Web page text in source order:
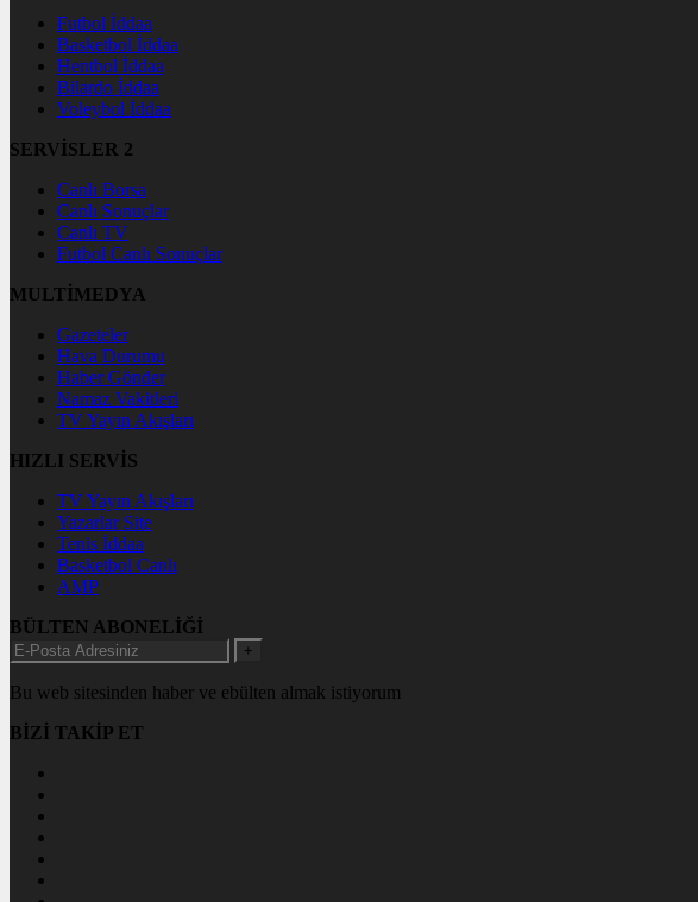
Futbol İddaa
Basketbol İddaa
Hentbol İddaa
Bilardo İddaa
Voleybol İddaa
SERVİSLER 2
Canlı Borsa
Canlı Sonuçlar
Canlı TV
Futbol Canlı Sonuçlar
MULTİMEDYA
Gazeteler
Hava Durumu
Haber Gönder
Namaz Vakitleri
TV Yayın Akışları
HIZLI SERVİS
TV Yayın Akışları
Yazarlar Site
Tenis İddaa
Basketbol Canlı
AMP
BÜLTEN ABONELİĞİ
+
Bu web sitesinden haber ve ebülten almak istiyorum
BİZİ TAKİP ET